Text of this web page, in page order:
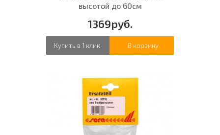
высотой до 60см
1369руб.
Купить в 1 клик В корзину